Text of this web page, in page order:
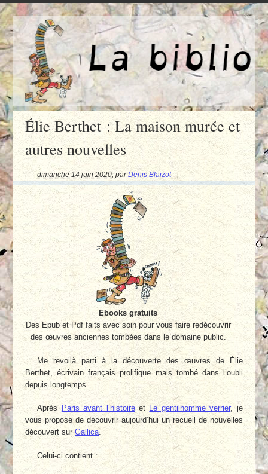
Élie Berthet : La maison murée et
autres nouvelles
dimanche 14 juin 2020,parDenis Blaizot
Ebooks gratuits
Des Epub et Pdf faits avec soin pour vous faire redécouvrir
des œuvres anciennes tombées dans le domaine public.
Me revoilà parti à la découverte des œuvres de Élie
Berthet, écrivain français prolifique mais tombé dans l’oubli
depuis longtemps.
Après Paris avant l’histoireet Le gentilhomme verrier, je
vous propose de découvrir aujourd’hui un recueil de nouvelles
découvert surGallica.
Celui-ci contient :